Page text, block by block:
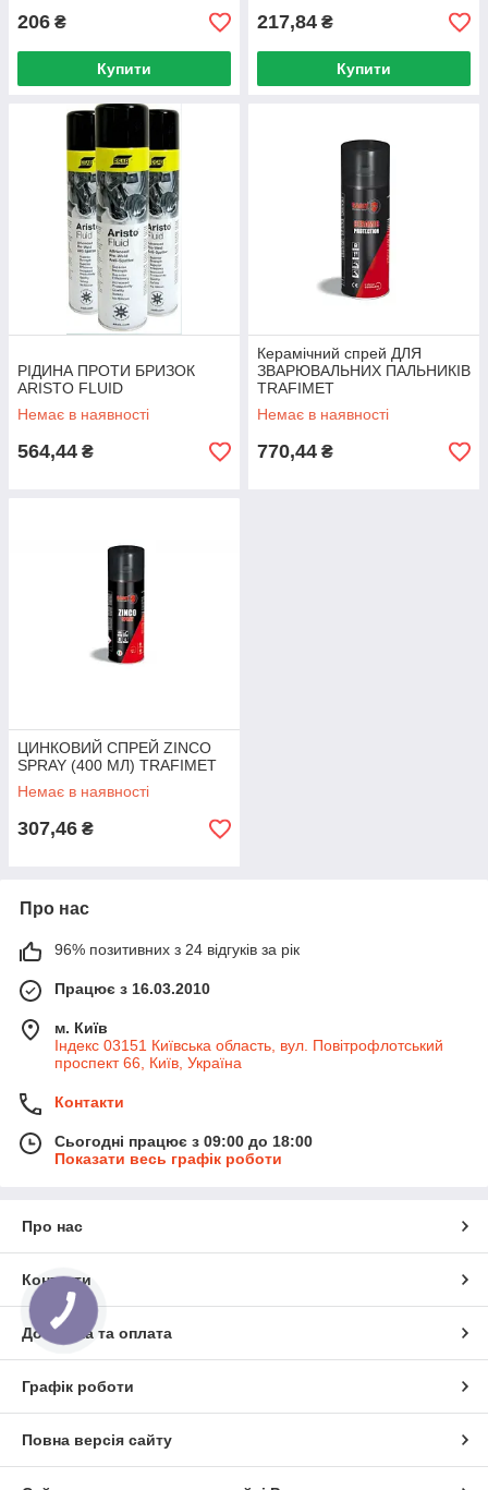
206 ₴
Купити
217,84 ₴
Купити
РІДИНА ПРОТИ БРИЗОК
ARISTO FLUID
Немає в наявності
564,44 ₴
Керамічний спрей ДЛЯ
ЗВАРЮВАЛЬНИХ ПАЛЬНИКІВ
TRAFIMET
Немає в наявності
770,44 ₴
ЦИНКОВИЙ СПРЕЙ ZINCO
SPRAY (400 МЛ) TRAFIMET
Немає в наявності
307,46 ₴
Про нас
96% позитивних з 24 відгуків за рік
Працює з 16.03.2010
м. Київ
Індекс 03151 Київська область, вул. Повітрофлотський
проспект 66, Київ, Україна
Контакти
Сьогодні працює з 09:00 до 18:00
Показати весь графік роботи
Про нас
Контакти
Доставка та оплата
Графік роботи
Повна версія сайту
КНОПКА
ЗВ'ЯЗКУ